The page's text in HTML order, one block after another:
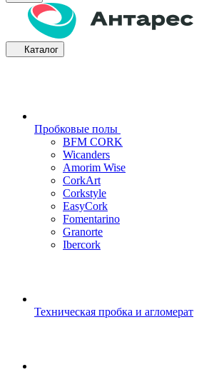
Каталог
Пробковые полы
BFM CORK
Wicanders
Amorim Wise
CorkArt
Corkstyle
EasyCork
Fomentarino
Granorte
Ibercork
Техническая пробка и агломерат